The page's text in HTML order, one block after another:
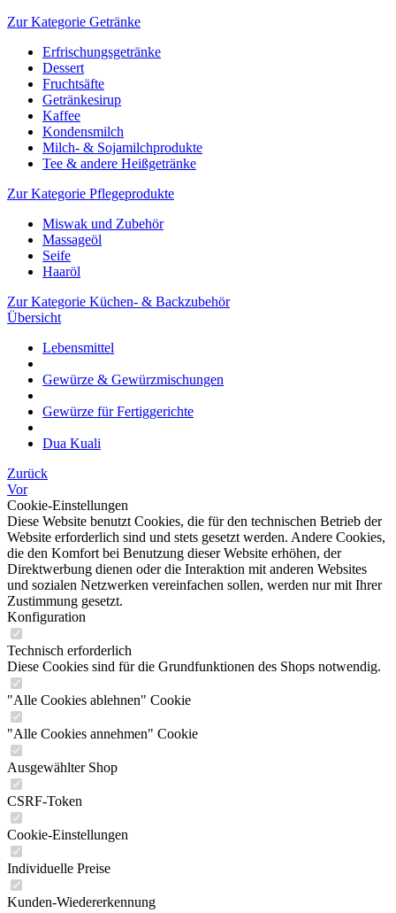
Zur Kategorie Getränke
Erfrischungsgetränke
Dessert
Fruchtsäfte
Getränkesirup
Kaffee
Kondensmilch
Milch- & Sojamilchprodukte
Tee & andere Heißgetränke
Zur Kategorie Pflegeprodukte
Miswak und Zubehör
Massageöl
Seife
Haaröl
Zur Kategorie Küchen- & Backzubehör
Übersicht
Lebensmittel
Gewürze & Gewürzmischungen
Gewürze für Fertiggerichte
Dua Kuali
Zurück
Vor
Cookie-Einstellungen
Diese Website benutzt Cookies, die für den technischen Betrieb der
Website erforderlich sind und stets gesetzt werden. Andere Cookies,
die den Komfort bei Benutzung dieser Website erhöhen, der
Direktwerbung dienen oder die Interaktion mit anderen Websites
und sozialen Netzwerken vereinfachen sollen, werden nur mit Ihrer
Zustimmung gesetzt.
Konfiguration
Technisch erforderlich
Diese Cookies sind für die Grundfunktionen des Shops notwendig.
"Alle Cookies ablehnen" Cookie
"Alle Cookies annehmen" Cookie
Ausgewählter Shop
CSRF-Token
Cookie-Einstellungen
Individuelle Preise
Kunden-Wiedererkennung